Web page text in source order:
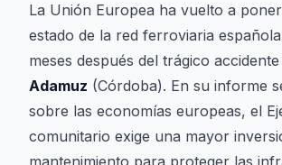
La Unión Europea ha vuelto a
estado de la red ferroviaria
meses después del trágico
Adamuz (Córdoba). En su informe
sobre las economías europeas, el
comunitario exige una mayor
mantenimiento para proteger las